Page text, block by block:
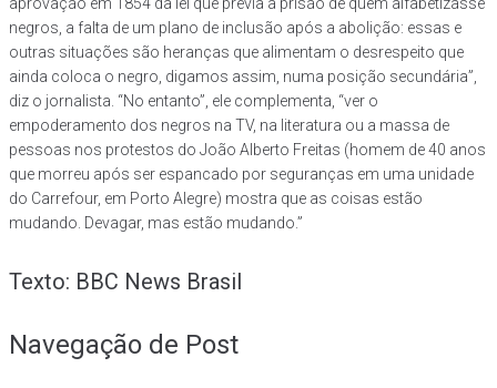
negros, a falta de um plano de inclusão após a abolição: essas e
outras situações são heranças que alimentam o desrespeito que
ainda coloca o negro, digamos assim, numa posição secundária”,
diz o jornalista. “No entanto”, ele complementa, “ver o
empoderamento dos negros na TV, na literatura ou a massa de
pessoas nos protestos do João Alberto Freitas (homem de 40 anos
que morreu após ser espancado por seguranças em uma unidade
do Carrefour, em Porto Alegre) mostra que as coisas estão
mudando. Devagar, mas estão mudando.”
Texto: BBC News Brasil
Navegação de Post